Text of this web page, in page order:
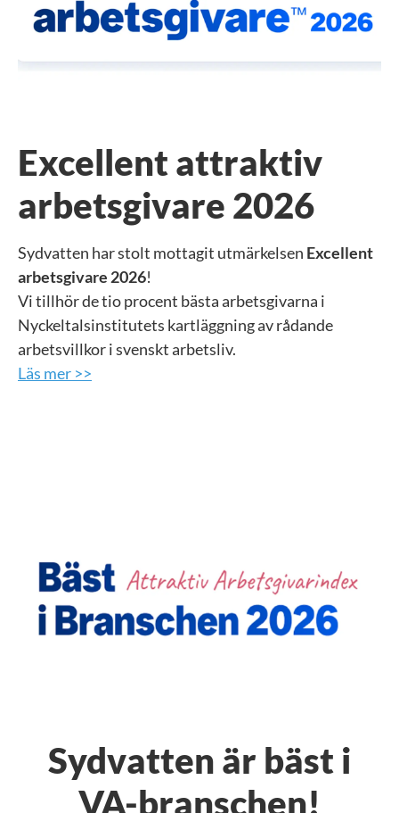
Excellent attraktiv
arbetsgivare 2026
Sydvatten har stolt mottagit utmärkelsen Excellent
arbetsgivare 2026!
Vi tillhör de tio procent bästa arbetsgivarna i
Nyckeltalsinstitutets kartläggning av rådande
arbetsvillkor i svenskt arbetsliv.
Läs mer >>
Sydvatten är bäst i
VA-branschen!